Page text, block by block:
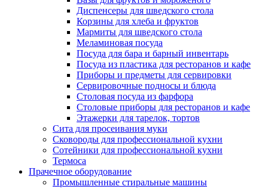
Диспенсеры для шведского стола
Корзины для хлеба и фруктов
Мармиты для шведского стола
Меламиновая посуда
Посуда для бара и барный инвентарь
Посуда из пластика для ресторанов и кафе
Приборы и предметы для сервировки
Сервировочные подносы и блюда
Столовая посуда из фарфора
Столовые приборы для ресторанов и кафе
Этажерки для тарелок, тортов
Сита для просеивания муки
Сковороды для профессиональной кухни
Сотейники для профессиональной кухни
Термоса
Прачечное оборудование
Промышленные стиральные машины